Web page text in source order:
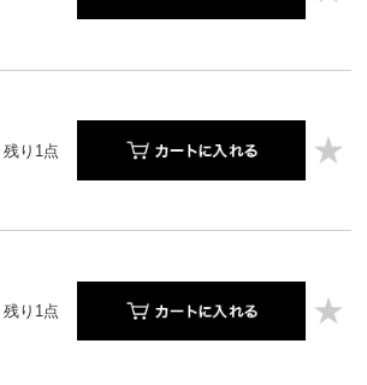
残り1点
残り1点